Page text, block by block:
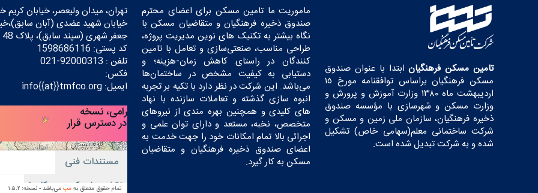
تامین مسکن فرهنگیانابتدا با عنوان صندوق
مسکن فرهنگیان براساس توافقنامه مورخ ١٥
اردیبهشت ماه ١٣٨٠ وزارت آموزش و پرورش و
وزارت مسکن و شهرسازی با مؤسسه صندوق
ذخیره فرهنگیان، سازمان ملی زمین و مسکن و
شرکت ساختمانی معلم(سهامی خاص) تشکیل
شده و به شرکت تبدیل شده است.
ماموریت ما تامین مسکن برای اعضای محترم
صندوق ذخیره فرهنگیان و متقاضیان مسکن با
نگاه بیشتر به تکنیک های نوین مدیریت پروژه،
طراحی مناسب، صنعتی‌سازی و تعامل با تامین
کنندگان در راستای کاهش زمان-هزینه؛ و
دستیابی به کیفیت مشخص در ساختمان‌ها
می‌باشد. این شرکت در نظر دارد با تکیه بر تجربه
انبوه سازی گذشته و تعاملات سازنده با نهاد
های کلیدی و همچنین بهره مندی از نیروهای
متخصص، نخبه، مستعد و دارای توان علمی و
اجرائی بالا تمام امکانات خود را جهت خدمت به
اعضای صندوق ذخیره فرهنگیان و متقاضیان
مسکن به کار گیرد.
تهران، میدان ولیعصر، خیابان کریم
خیابان شهید عضدی (آبان
جعفر شهری (سپند سابق)، پلاک 48
کد پستی: 1598686116
تلفن : 92000313-021
فکس:
ایمیل: info{{at}}tmfco.org